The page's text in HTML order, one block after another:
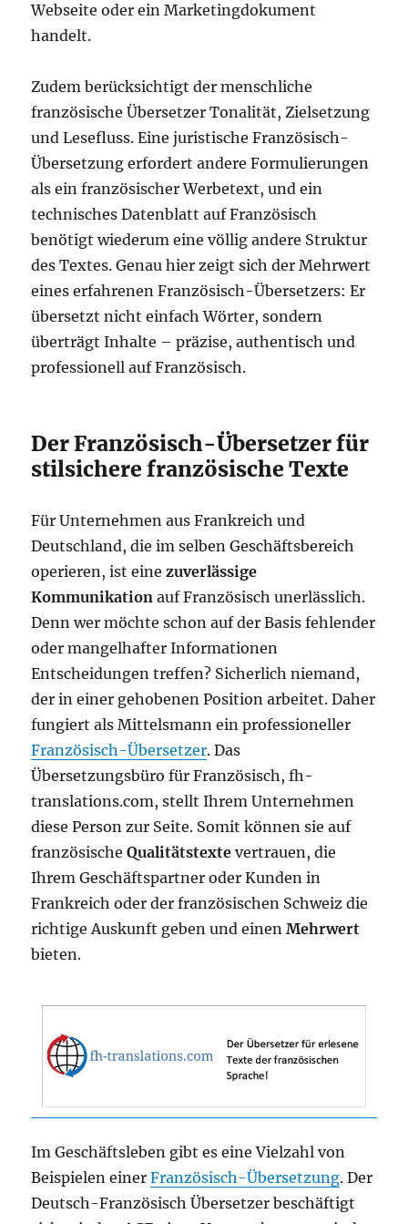
Webseite oder ein Marketingdokument
handelt.
Zudem berücksichtigt der menschliche
französische Übersetzer Tonalität, Zielsetzung
und Lesefluss. Eine juristische Französisch-
Übersetzung erfordert andere Formulierungen
als ein französischer Werbetext, und ein
technisches Datenblatt auf Französisch
benötigt wiederum eine völlig andere Struktur
des Textes. Genau hier zeigt sich der Mehrwert
eines erfahrenen Französisch-Übersetzers: Er
übersetzt nicht einfach Wörter, sondern
überträgt Inhalte – präzise, authentisch und
professionell auf Französisch.
Der Französisch-Übersetzer für
stilsichere französische Texte
Für Unternehmen aus Frankreich und
Deutschland, die im selben Geschäftsbereich
operieren, ist einezuverlässige
Kommunikation auf Französisch unerlässlich.
Denn wer möchte schon auf der Basis fehlender
oder mangelhafter Informationen
Entscheidungen treffen? Sicherlich niemand,
der in einer gehobenen Position arbeitet. Daher
fungiert als Mittelsmann ein professioneller
Französisch-Übersetzer. Das
Übersetzungsbüro für Französisch, fh-
translations.com, stellt Ihrem Unternehmen
diese Person zur Seite. Somit können sie auf
französischeQualitätstexte vertrauen, die
Ihrem Geschäftspartner oder Kunden in
Frankreich oder der französischen Schweiz die
richtige Auskunft geben und einenMehrwert
bieten.
Im Geschäftsleben gibt es eine Vielzahl von
Beispielen einerFranzösisch-Übersetzung. Der
Deutsch-Französisch Übersetzer beschäftigt